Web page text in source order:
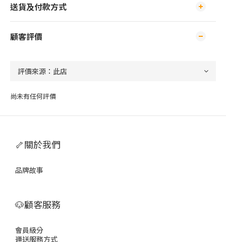
送貨及付款方式
顧客評價
尚未有任何評價
🦴關於我們
品牌故事
🐶顧客服務
會員級分
運送服務方式